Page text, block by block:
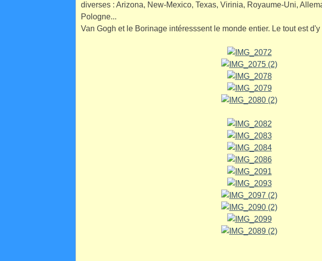
diverses : Arizona, New-Mexico, Texas, Virinia, Royaume-Uni,
Pologne...
Van Gogh et le Borinage intéresssent le monde entier. Le tout est d'y